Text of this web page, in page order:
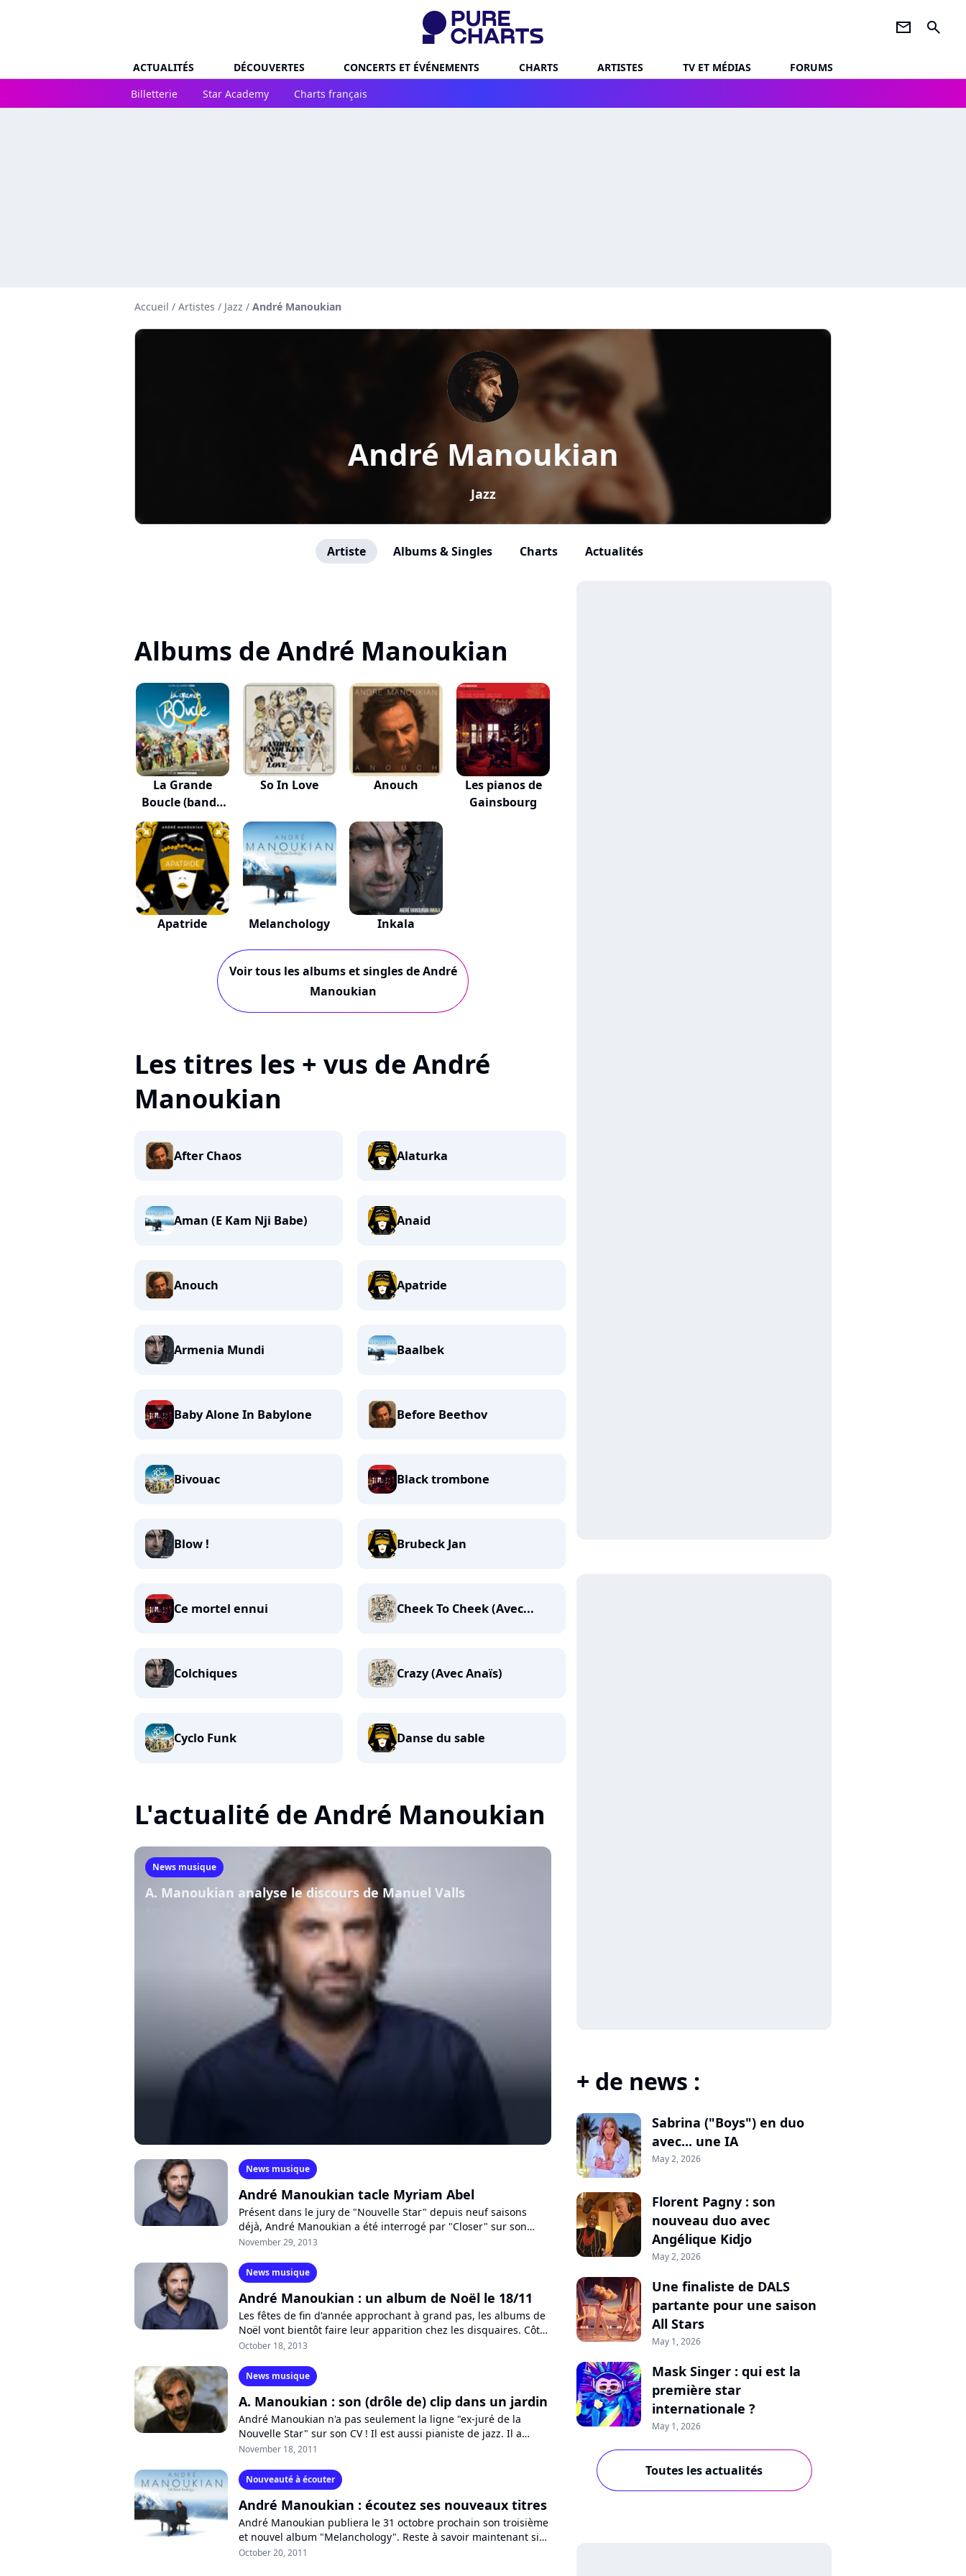
newsletter search
ACTUALITÉS DÉCOUVERTES CONCERTS ET ÉVÉNEMENTS CHARTS ARTISTES TV ET MÉDIAS
FORUMS
Billetterie
Star Academy Charts français
Accueil / Artistes / Jazz / André Manoukian
André Manoukian
Jazz
Artiste Albums & Singles Charts Actualités
Albums de André Manoukian
La Grande
Boucle (bande
Origi...
So In Love Anouch
Les pianos de
Gainsbourg
Apatride Melanchology Inkala
Voir tous les albums et singles de André
Manoukian
Les titres les + vus de André
Manoukian
After Chaos Alaturka
Aman (E Kam Nji Babe) Anaid
Anouch Apatride
Armenia Mundi Baalbek
Baby Alone In Babylone Before Beethov
Bivouac Black trombone
Blow ! Brubeck Jan
Ce mortel ennui Cheek To Cheek (Avec...
Colchiques Crazy (Avec Anaïs)
Cyclo Funk Danse du sable
L'actualité de André Manoukian
News musique
A. Manoukian analyse le discours de Manuel Valls
News musique
André Manoukian tacle Myriam Abel
Présent dans le jury de "Nouvelle Star" depuis neuf saisons
déjà, André Manoukian a été interrogé par "Closer" sur son
expérience dans l'émission. L'occasion...
November 29, 2013
News musique
André Manoukian : un album de Noël le 18/11
Les fêtes de fin d'année approchant à grand pas, les albums de
Noël vont bientôt faire leur apparition chez les disquaires. Côté
Français, c'est André...
October 18, 2013
News musique
A. Manoukian : son (drôle de) clip dans un jardin
André Manoukian n'a pas seulement la ligne "ex-juré de la
Nouvelle Star" sur son CV ! Il est aussi pianiste de jazz. Il a
d'ailleurs sorti dans l'indifférence...
November 18, 2011
Nouveauté à écouter
André Manoukian : écoutez ses nouveaux titres
André Manoukian publiera le 31 octobre prochain son troisième
et nouvel album "Melanchology". Reste à savoir maintenant si
son accueil public sera plus...
October 20, 2011
+ de news :
Sabrina ("Boys") en duo
avec... une IA
May 2, 2026
Florent Pagny : son
nouveau duo avec
Angélique Kidjo
May 2, 2026
Une finaliste de DALS
partante pour une saison
All Stars
May 1, 2026
Mask Singer : qui est la
première star
internationale ?
May 1, 2026
Toutes les actualités